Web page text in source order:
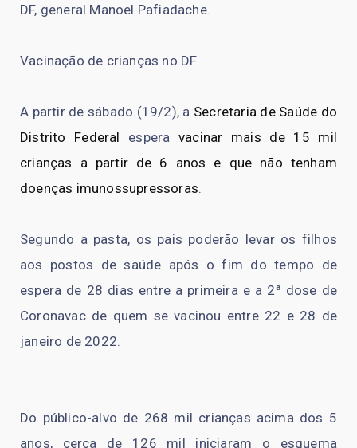
DF, general Manoel Pafiadache.
Vacinação de crianças no DF
A partir de sábado (19/2), a Secretaria de Saúde do
Distrito Federal esperavacinar mais de 15 mil
crianças a partir de 6 anos e que não tenham
doenças imunossupressoras.
Segundo a pasta, os pais poderão levar os filhos
aos postos de saúde após o fim do tempo de
espera de 28 dias entre a primeira e a 2ª dose de
Coronavac de quem se vacinou entre 22 e 28 de
janeiro de 2022.
Do público-alvo de 268 mil crianças acima dos 5
anos, cerca de 126 mil iniciaram o esquema